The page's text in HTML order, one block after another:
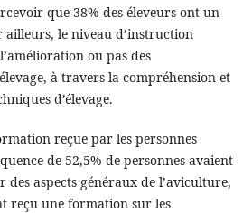
que 38% des éleveurs ont un
ailleurs, le niveau d’instruction
ou pas des
à travers la compréhension et
d’élevage.
reçue par les personnes
de 52,5% de personnes avaient
aspects généraux de l’aviculture,
reçu une formation sur les